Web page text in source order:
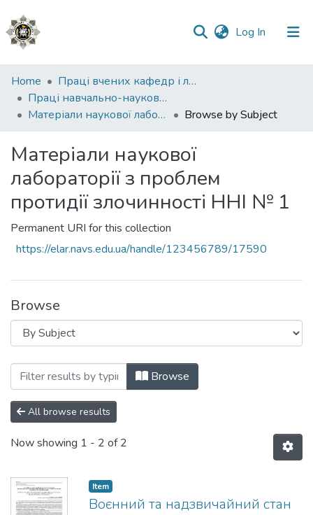
Log In (current)
Communities
&
Collections
Home
Праці вчених кафедр і лабораторій
Праці навчально-наукового інституту №1
Матеріали наукової лабораторії з проблем протидії злочинності ННІ № 1
Browse by Subject
Матеріали наукової
лабораторії з проблем
протидії злочинності ННІ № 1
Permanent URI for this collection
https://elar.navs.edu.ua/handle/123456789/17590
Browse
Browsing Матеріали наукової
Browse
All browse results
Now showing 1 - 2 of 2
Item
Воєнний та надзвичайний стан